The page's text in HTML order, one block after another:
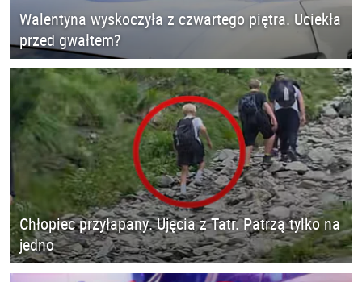
Walentyna wyskoczyła z czwartego piętra. Uciekła
przed gwałtem?
Chłopiec przyłapany. Ujęcia z Tatr. Patrzą tylko na
jedno